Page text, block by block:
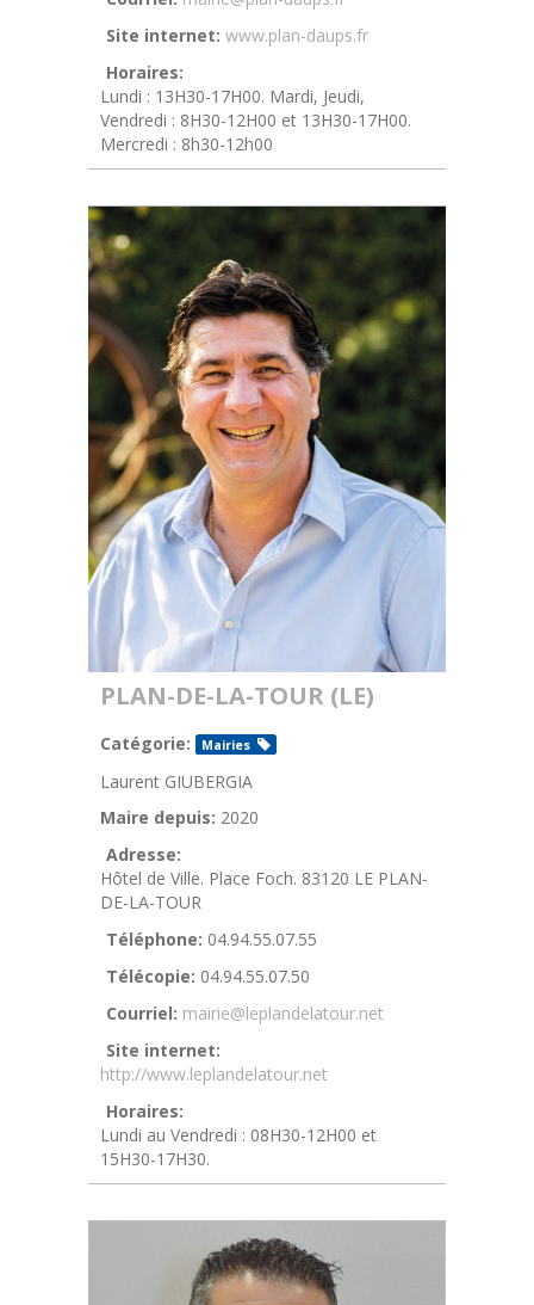
Site internet: www.plan-daups.fr
Horaires:
Lundi : 13H30-17H00. Mardi, Jeudi,
Vendredi : 8H30-12H00 et 13H30-17H00.
Mercredi : 8h30-12h00
PLAN-DE-LA-TOUR (LE)
Catégorie: Mairies
Laurent GIUBERGIA
Maire depuis: 2020
Adresse:
Hôtel de Ville. Place Foch. 83120 LE PLAN-
DE-LA-TOUR
Téléphone: 04.94.55.07.55
Télécopie: 04.94.55.07.50
Courriel: mairie@leplandelatour.net
Site internet:
http://www.leplandelatour.net
Horaires:
Lundi au Vendredi : 08H30-12H00 et
15H30-17H30.